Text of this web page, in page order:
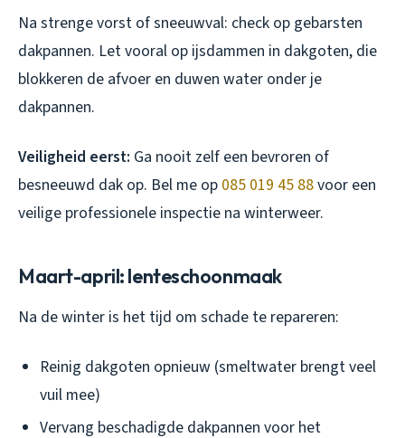
Na strenge vorst of sneeuwval: check op gebarsten
dakpannen. Let vooral op ijsdammen in dakgoten, die
blokkeren de afvoer en duwen water onder je
dakpannen.
Veiligheid eerst: Ga nooit zelf een bevroren of
besneeuwd dak op. Bel me op 085 019 45 88voor een
veilige professionele inspectie na winterweer.
Maart-april: lenteschoonmaak
Na de winter is het tijd om schade te repareren:
Reinig dakgoten opnieuw (smeltwater brengt veel
vuil mee)
Vervang beschadigde dakpannen voor het